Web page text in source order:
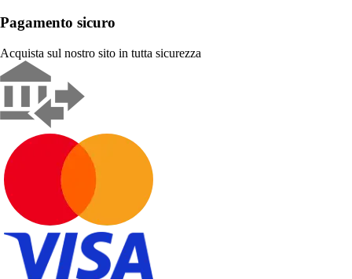
Pagamento sicuro
Acquista sul nostro sito in tutta sicurezza